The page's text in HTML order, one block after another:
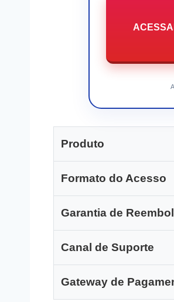
Produto
Formato do Acesso
Garantia de
Canal de Suporte
Gateway de